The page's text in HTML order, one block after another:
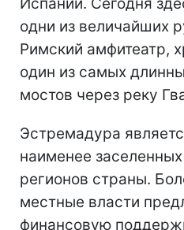
Испании. Сегодня
одни из величайших
Римский амфитеатр,
один из самых
мостов через реку
Эстремадура
наименее
регионов страны.
местные власти
финансовую